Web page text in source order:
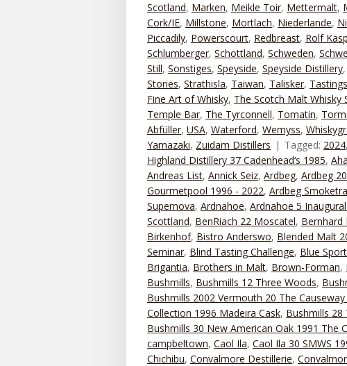
Scotland, Marken, Meikle Toir, Mettermalt,
Cork/IE, Millstone, Mortlach, Niederlande,
Piccadily, Powerscourt, Redbreast, Rolf
Schlumberger, Schottland, Schweden,
Still, Sonstiges, Speyside, Speyside Distillery,
Stories, Strathisla, Taiwan, Talisker, Tastings
Fine Art of Whisky, The Scotch Malt Whisky
Temple Bar, The Tyrconnell, Tomatin,
Abfüller, USA, Waterford, Wemyss,
Yamazaki, Zuidam Distillers Tagged: 2024,
Highland Distillery 37 Cadenhead‘s 1985,
Andreas List, Annick Seiz, Ardbeg, Ardbeg
Gourmetpool 1996 - 2022, Ardbeg
Supernova, Ardnahoe, Ardnahoe 5
Scottland, BenRiach 22 Moscatel, Bernhard
Birkenhof, Bistro Anderswo, Blended Malt
Seminar, Blind Tasting Challenge, Blue Sport
Brigantia, Brothers in Malt, Brown-Forman,
Bushmills, Bushmills 12 Three Woods,
Bushmills 2002 Vermouth 20 The
Collection 1996 Madeira Cask, Bushmills 28
Bushmills 30 New American Oak 1991 The
campbeltown, Caol Ila, Caol Ila 30 SMWS
Chichibu, Convalmore Destillerie,